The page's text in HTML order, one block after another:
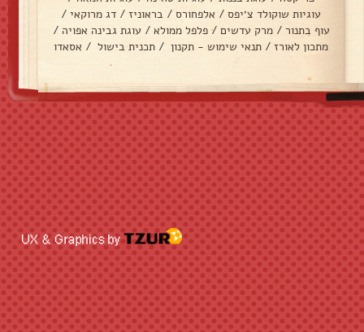
עוגיות שוקולד צ׳יפס / אלפחורס / בראוניז / דג מרוקאי /
עוף בתנור / מרק עדשים / פלפל ממולא / עוגת גבינה אפויה /
מתכון לאורז / תנאי שימוש - תקנון / תכנית בישול / אסאדו